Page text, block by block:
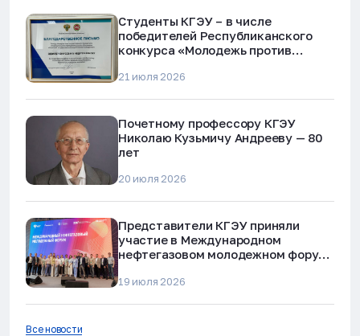
Студенты КГЭУ – в числе
победителей Республиканского
конкурса «Молодежь против
мошенничества»
21 июля 2026
Почетному профессору КГЭУ
Николаю Кузьмичу Андрееву — 80
лет
20 июля 2026
Представители КГЭУ приняли
участие в Международном
нефтегазовом молодежном форуме
19 июля 2026
Все новости